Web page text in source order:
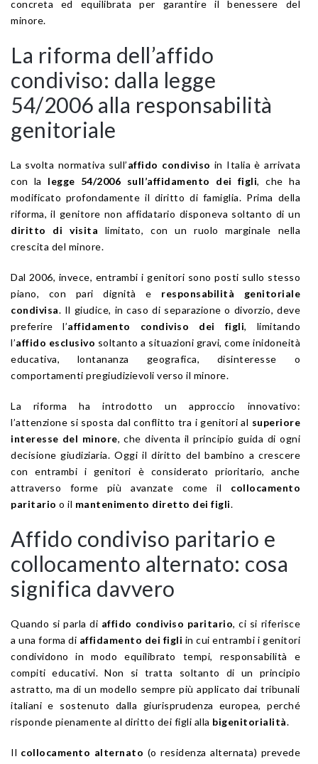
concreta ed equilibrata per garantire il benessere del
minore.
La riforma dell’affido
condiviso: dalla legge
54/2006 alla responsabilità
genitoriale
La svolta normativa sull’affido condiviso in Italia è arrivata
con la legge 54/2006 sull’affidamento dei figli, che ha
modificato profondamente il diritto di famiglia. Prima della
riforma, il genitore non affidatario disponeva soltanto di un
diritto di visita limitato, con un ruolo marginale nella
crescita del minore.
Dal 2006, invece, entrambi i genitori sono posti sullo stesso
piano, con pari dignità e responsabilità genitoriale
condivisa. Il giudice, in caso di separazione o divorzio, deve
preferire l’affidamento condiviso dei figli, limitando
l’affido esclusivo soltanto a situazioni gravi, come inidoneità
educativa, lontananza geografica, disinteresse o
comportamenti pregiudizievoli verso il minore.
La riforma ha introdotto un approccio innovativo:
l’attenzione si sposta dal conflitto tra i genitori al superiore
interesse del minore, che diventa il principio guida di ogni
decisione giudiziaria. Oggi il diritto del bambino a crescere
con entrambi i genitori è considerato prioritario, anche
attraverso forme più avanzate come il collocamento
paritario o il mantenimento diretto dei figli.
Affido condiviso paritario e
collocamento alternato: cosa
significa davvero
Quando si parla di affido condiviso paritario, ci si riferisce
a una forma di affidamento dei figli in cui entrambi i genitori
condividono in modo equilibrato tempi, responsabilità e
compiti educativi. Non si tratta soltanto di un principio
astratto, ma di un modello sempre più applicato dai tribunali
italiani e sostenuto dalla giurisprudenza europea, perché
risponde pienamente al diritto dei figli alla bigenitorialità.
Il collocamento alternato (o residenza alternata) prevede